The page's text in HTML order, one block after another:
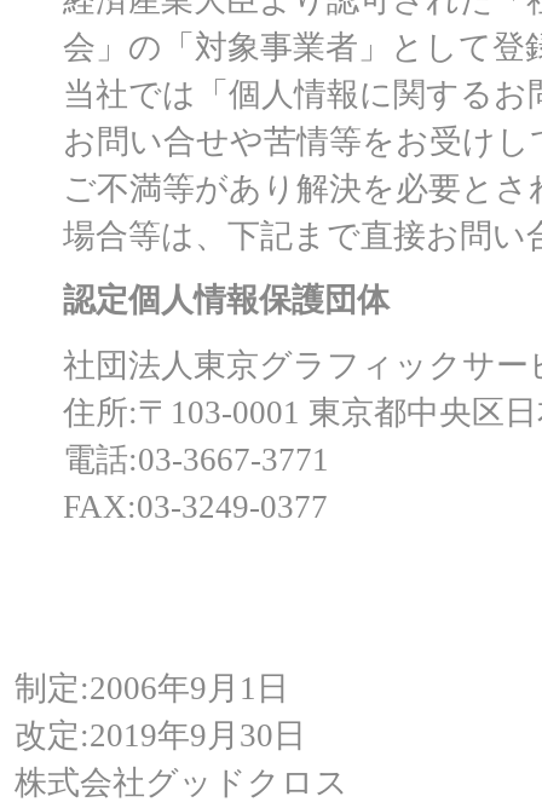
会」の「対象事業者」として登
当社では「個人情報に関する
お問い合せや苦情等をお受け
ご不満等があり解決を必要と
場合等は、下記まで直接お問い
認定個人情報保護団体
社団法人東京グラフィックサ
住所:〒103-0001 東京都中央区
電話:03-3667-3771
FAX:03-3249-0377
制定:2006年9月1日
改定:2019年9月30日
株式会社グッドクロス